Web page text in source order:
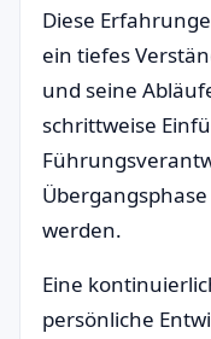
Diese
ein tiefes
und seine
schrittweise
werden.
Eine
persönliche